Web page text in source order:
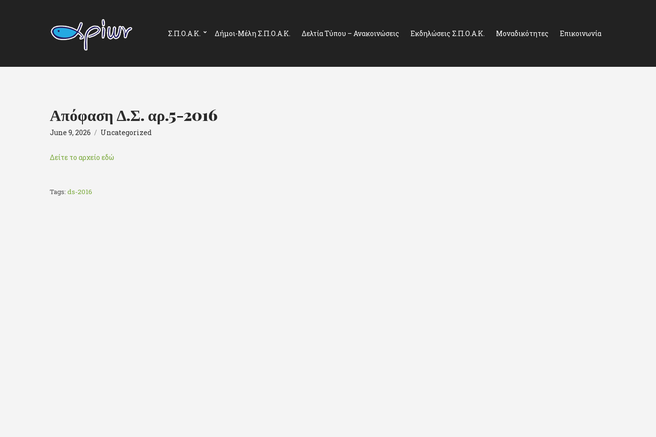
Σ.Π.Ο.Α.Κ. Δήμοι-Μέλη Σ.Π.Ο.Α.Κ. Δελτία Τύπου – Ανακοινώσεις Εκδηλώσεις Σ.Π.Ο.Α.Κ. Μοναδικότητες Επικοινωνία
Απόφαση Δ.Σ. αρ.5-2016
June 9, 2026 Uncategorized
Δείτε το αρχείο εδώ
Tags: ds-2016